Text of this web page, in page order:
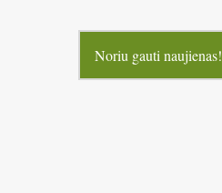
Noriu gauti naujienas!